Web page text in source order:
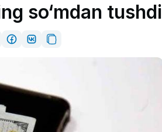
so‘mdan tushdi